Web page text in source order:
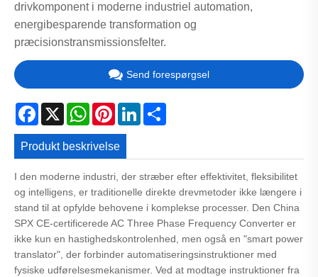
drivkomponent i moderne industriel automation,
energibesparende transformation og
præcisionstransmissionsfelter.
Send forespørgsel
Facebook
X WhatsApp
PinterestLinkedIn
Produkt beskrivelse
I den moderne industri, der stræber efter effektivitet, fleksibilitet
og intelligens, er traditionelle direkte drevmetoder ikke længere i
stand til at opfylde behovene i komplekse processer. Den China
SPX CE-certificerede AC Three Phase Frequency Converter er
ikke kun en hastighedskontrolenhed, men også en "smart power
translator", der forbinder automatiseringsinstruktioner med
fysiske udførelsesmekanismer. Ved at modtage instruktioner fra